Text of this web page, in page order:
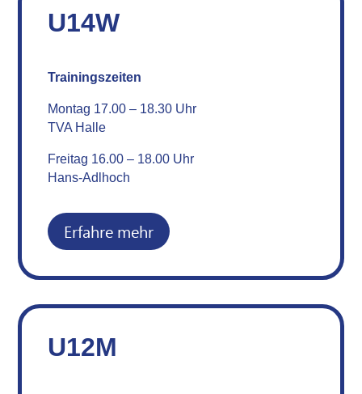
U14W
Trainingszeiten
Montag 17.00 – 18.30 Uhr
TVA Halle
Freitag 16.00 – 18.00 Uhr
Hans-Adlhoch
Erfahre mehr
U12M